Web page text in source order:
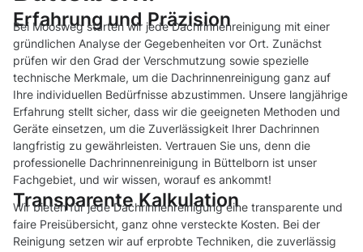
Erfahrung und Präzision
Bei Moosweg starten wir jede Dachrinnenreinigung mit einer
gründlichen Analyse der Gegebenheiten vor Ort. Zunächst
prüfen wir den Grad der Verschmutzung sowie spezielle
technische Merkmale, um die Dachrinnenreinigung ganz auf
Ihre individuellen Bedürfnisse abzustimmen. Unsere langjährige
Erfahrung stellt sicher, dass wir die geeigneten Methoden und
Geräte einsetzen, um die Zuverlässigkeit Ihrer Dachrinnen
langfristig zu gewährleisten. Vertrauen Sie uns, denn die
professionelle Dachrinnenreinigung in Büttelborn ist unser
Fachgebiet, und wir wissen, worauf es ankommt!
Transparente Kalkulation
Wir bieten für jede Dachrinnenreinigung eine transparente und
faire Preisübersicht, ganz ohne versteckte Kosten. Bei der
Reinigung setzen wir auf erprobte Techniken, die zuverlässig